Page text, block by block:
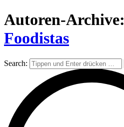
Autoren-Archive:
Foodistas
Search: